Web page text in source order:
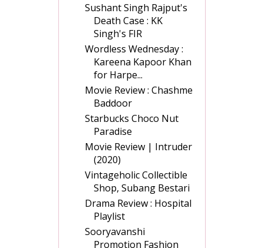
Sushant Singh Rajput's
Death Case : KK
Singh's FIR
Wordless Wednesday :
Kareena Kapoor Khan
for Harpe...
Movie Review : Chashme
Baddoor
Starbucks Choco Nut
Paradise
Movie Review | Intruder
(2020)
Vintageholic Collectible
Shop, Subang Bestari
Drama Review : Hospital
Playlist
Sooryavanshi
Promotion Fashion